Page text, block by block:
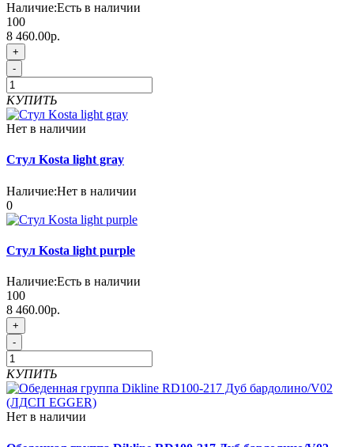
Наличие:Есть в наличии
100
8 460.00р.
+
-
КУПИТЬ
Нет в наличии
Стул Kosta light gray
Наличие:Нет в наличии
0
Стул Kosta light purple
Наличие:Есть в наличии
100
8 460.00р.
+
-
КУПИТЬ
Нет в наличии